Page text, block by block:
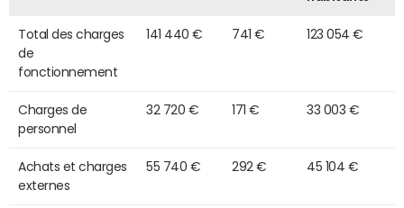
Total des charges
de
fonctionnement
141 440 € 741 € 123 054 €
Charges de
personnel
32 720 € 171 € 33 003 €
Achats et charges
externes
55 740 € 292 € 45 104 €